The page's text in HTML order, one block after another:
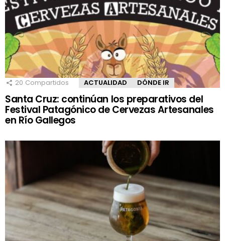
20 Compartidos ACTUALIDAD DÓNDE IR
Santa Cruz: continúan los preparativos del
Festival Patagónico de Cervezas Artesanales
en Río Gallegos